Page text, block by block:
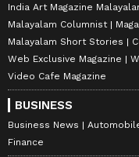
India Art Magazine
Malayalam Columnist
Malayalam Short Stories
Web Exclusive Magazine
Video Cafe Magazine
BUSINESS
Business News
Finance